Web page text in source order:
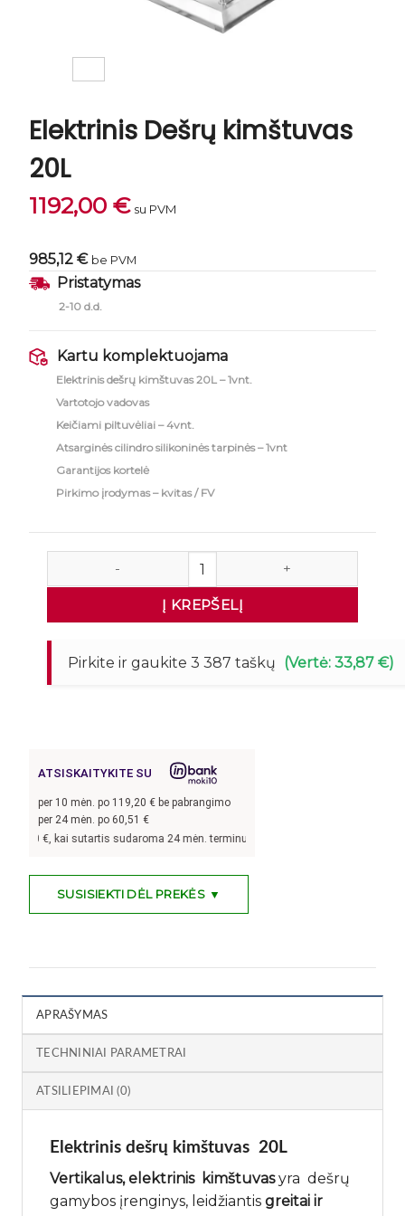
Elektrinis Dešrų kimštuvas
20L
1192,00 € su PVM
985,12 € be PVM
Pristatymas
2-10 d.d.
Kartu komplektuojama
Elektrinis dešrų kimštuvas 20L – 1vnt.
Vartotojo vadovas
Keičiami piltuvėliai – 4vnt.
Atsarginės cilindro silikoninės tarpinės – 1vnt
Garantijos kortelė
Pirkimo įrodymas – kvitas / FV
produkto kiekis: Elektrinis Dešrų kimštuvas 20L
Į KREPŠELĮ
Pirkite ir gaukite 3 387 taškų (Vertė: 33,87 €)
ATSISKAITYKITE SU
per 10 mėn. po 119,20 € be pabrangimo
per 24 mėn. po 60,51 €
€, kai sutartis sudaroma 24 mėn. terminui, metinė palūkanų norma –
SUSISIEKTI DĖL PREKĖS ▼
APRAŠYMAS
TECHNINIAI PARAMETRAI
ATSILIEPIMAI (0)
Elektrinis dešrų kimštuvas 20L
Vertikalus, elektrinis kimštuvasyra dešrų
gamybos įrenginys, leidžiantis greitai ir